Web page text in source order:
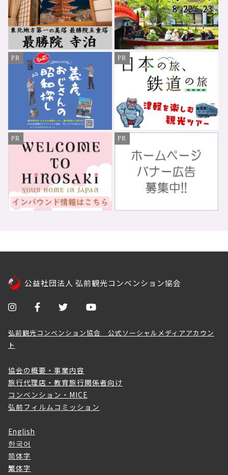
PR PR
PR PR
公益社団法人 弘前観光コンベンション協会
弘前観光コンベンション協会 公式ソーシャルメディアアカウン
ト
協会の概要・事業内容
旅行代理店・教育旅行関係者向け
コンベンション・MICE
弘前フィルムコミッション
English
한국어
简体字
繁体字